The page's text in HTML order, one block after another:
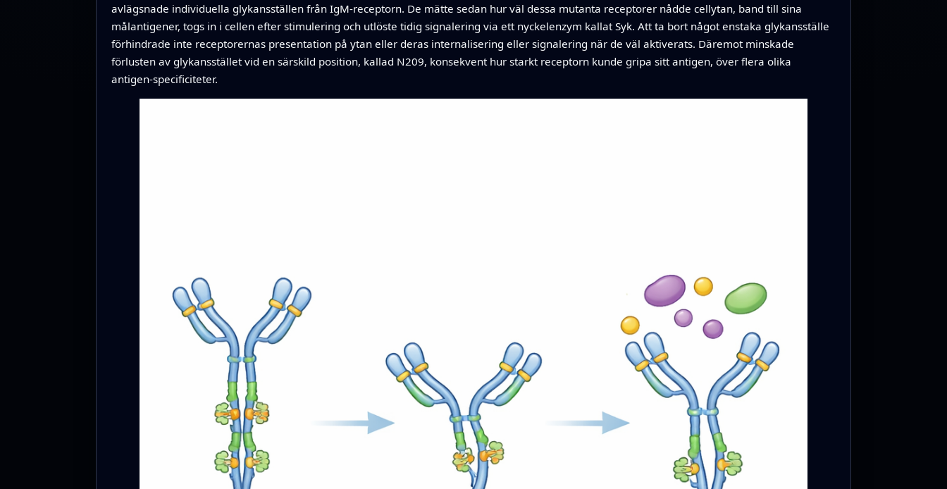
avlägsnade individuella glykansställen från IgM‑receptorn. De mätte sedan hur väl dessa mutanta receptorer nådde cellytan, band till sina
målantigener, togs in i cellen efter stimulering och utlöste tidig signalering via ett nyckelenzym kallat Syk. Att ta bort något enstaka glykansställe
förhindrade inte receptorernas presentation på ytan eller deras internalisering eller signalering när de väl aktiverats. Däremot minskade
förlusten av glykansstället vid en särskild position, kallad N209, konsekvent hur starkt receptorn kunde gripa sitt antigen, över flera olika
antigen‑specificiteter.